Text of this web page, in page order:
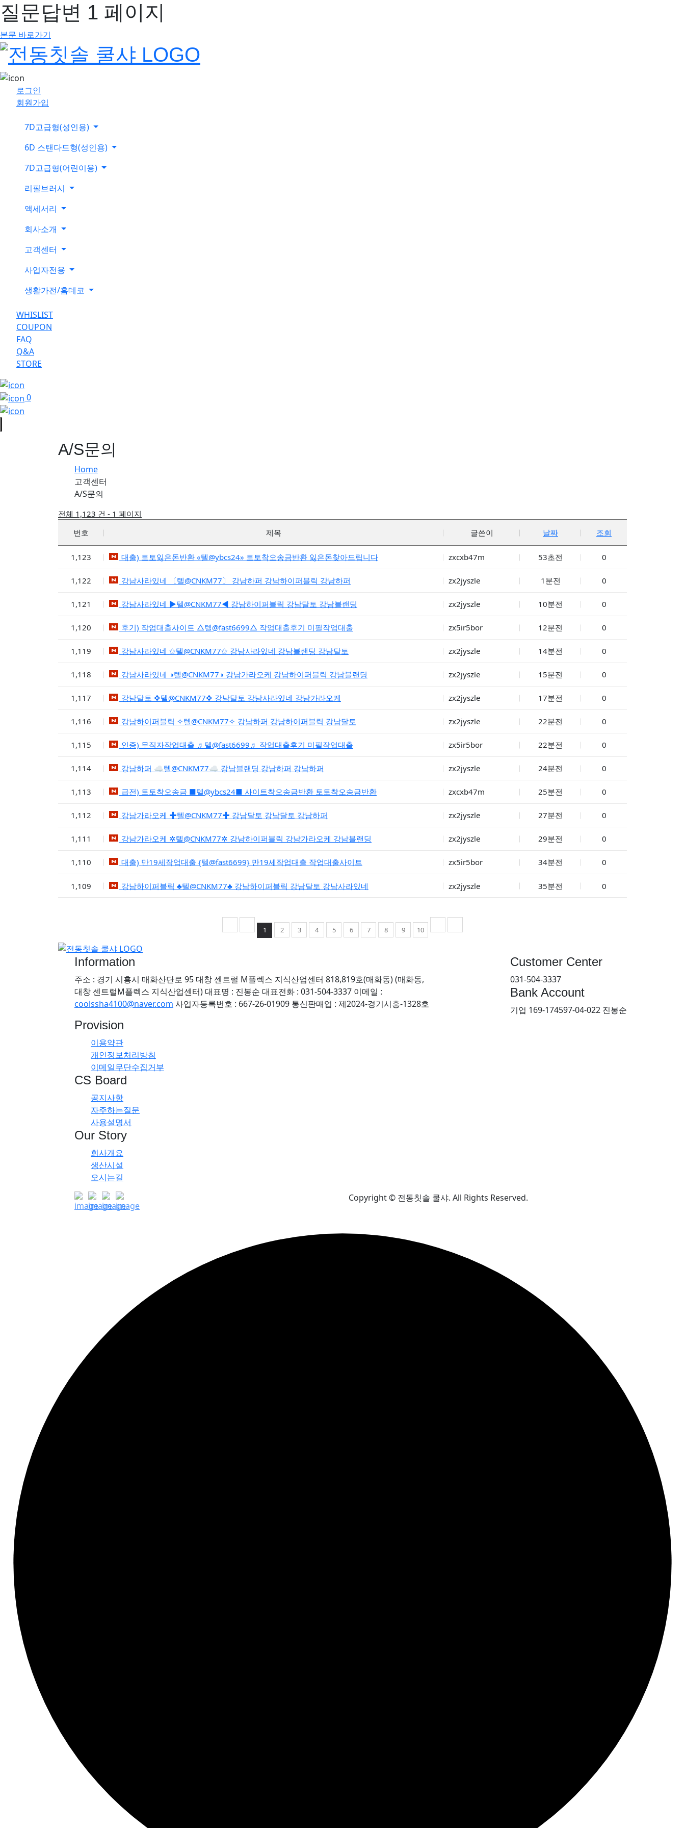
질문답변 1 페이지
본문 바로가기
로그인
회원가입
7D고급형(성인용)
6D 스탠다드형(성인용)
7D고급형(어린이용)
리필브러시
액세서리
회사소개
고객센터
사업자전용
생활가전/홈데코
WHISLIST
COUPON
FAQ
Q&A
STORE
0
A/S문의
Home
고객센터
A/S문의
전체 1,123 건 - 1 페이지
번호
제목 글쓴이 날짜 조회
1,123 대출) 토토잃은돈반환 «텔@ybcs24» 토토착오송금반환 잃은돈찾아드립니다 zxcxb47m 53초전 0
1,122 강남사라있네 〔텔@CNKM77〕 강남하퍼 강남하이퍼블릭 강남하퍼 zx2jyszle 1분전 0
1,121 강남사라있네 ▶텔@CNKM77◀ 강남하이퍼블릭 강남달토 강남블랜딩 zx2jyszle 10분전 0
1,120 후기) 작업대출사이트 △텔@fast6699△ 작업대출후기 미필작업대출 zx5ir5bor 12분전 0
1,119 강남사라있네 ✩텔@CNKM77✩ 강남사라있네 강남블랜딩 강남달토 zx2jyszle 14분전 0
1,118 강남사라있네 ◑텔@CNKM77◑ 강남가라오케 강남하이퍼블릭 강남블랜딩 zx2jyszle 15분전 0
1,117 강남달토 ✥텔@CNKM77✥ 강남달토 강남사라있네 강남가라오케 zx2jyszle 17분전 0
1,116 강남하이퍼블릭 ✧텔@CNKM77✧ 강남하퍼 강남하이퍼블릭 강남달토 zx2jyszle 22분전 0
1,115 인증) 무직자작업대출 ♬텔@fast6699♬ 작업대출후기 미필작업대출 zx5ir5bor 22분전 0
1,114 강남하퍼 ☁텔@CNKM77☁ 강남블랜딩 강남하퍼 강남하퍼 zx2jyszle 24분전 0
1,113 급전) 토토착오송금 ■텔@ybcs24■ 사이트착오송금반환 토토착오송금반환 zxcxb47m 25분전 0
1,112 강남가라오케 ✚텔@CNKM77✚ 강남달토 강남달토 강남하퍼 zx2jyszle 27분전 0
1,111 강남가라오케 ✲텔@CNKM77✲ 강남하이퍼블릭 강남가라오케 강남블랜딩 zx2jyszle 29분전 0
1,110 대출) 만19세작업대출 {텔@fast6699} 만19세작업대출 작업대출사이트 zx5ir5bor 34분전 0
1,109 강남하이퍼블릭 ♣텔@CNKM77♣ 강남하이퍼블릭 강남달토 강남사라있네 zx2jyszle 35분전 0
1 2 3 4 5 6 7 8 9 10
Customer Center
031-504-3337
Bank Account
기업 169-174597-04-022 진봉순
Information
주소 : 경기 시흥시 매화산단로 95 대창 센트럴 M플렉스 지식산업센터 818,819호(매화동) (매화동,
대창 센트럴M플렉스 지식산업센터)대표명 : 진봉순 대표전화 : 031-504-3337 이메일 :
coolssha4100@naver.com 사업자등록번호 : 667-26-01909 통신판매업 : 제2024-경기시흥-1328호
Provision
이용약관
개인정보처리방침
이메일무단수집거부
CS Board
공지사항
자주하는질문
사용설명서
Our Story
회사개요
생산시설
오시는길
Copyright © 전동칫솔 쿨샤. All Rights Reserved.